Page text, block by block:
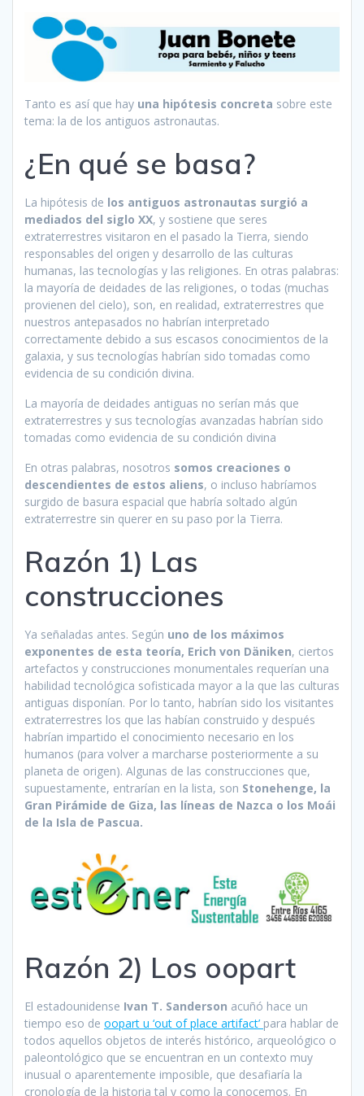
Tanto es así que hay una hipótesis concreta sobre este
tema: la de los antiguos astronautas.
¿En qué se basa?
La hipótesis de los antiguos astronautas surgió a
mediados del siglo XX, y sostiene que seres
extraterrestres visitaron en el pasado la Tierra, siendo
responsables del origen y desarrollo de las culturas
humanas, las tecnologías y las religiones. En otras palabras:
la mayoría de deidades de las religiones, o todas (muchas
provienen del cielo), son, en realidad, extraterrestres que
nuestros antepasados no habrían interpretado
correctamente debido a sus escasos conocimientos de la
galaxia, y sus tecnologías habrían sido tomadas como
evidencia de su condición divina.
La mayoría de deidades antiguas no serían más que
extraterrestres y sus tecnologías avanzadas habrían sido
tomadas como evidencia de su condición divina
En otras palabras, nosotros somos creaciones o
descendientes de estos aliens, o incluso habríamos
surgido de basura espacial que habría soltado algún
extraterrestre sin querer en su paso por la Tierra.
Razón 1) Las
construcciones
Ya señaladas antes. Según uno de los máximos
exponentes de esta teoría, Erich von Däniken, ciertos
artefactos y construcciones monumentales requerían una
habilidad tecnológica sofisticada mayor a la que las culturas
antiguas disponían. Por lo tanto, habrían sido los visitantes
extraterrestres los que las habían construido y después
habrían impartido el conocimiento necesario en los
humanos (para volver a marcharse posteriormente a su
planeta de origen). Algunas de las construcciones que,
supuestamente, entrarían en la lista, son Stonehenge, la
Gran Pirámide de Giza, las líneas de Nazca o los Moái
de la Isla de Pascua.
Razón 2) Los oopart
El estadounidense Ivan T. Sanderson acuñó hace un
tiempo eso de oopart u ‘out of place artifact’ para hablar de
todos aquellos objetos de interés histórico, arqueológico o
paleontológico que se encuentran en un contexto muy
inusual o aparentemente imposible, que desafiaría la
cronología de la historia tal y como la conocemos. En